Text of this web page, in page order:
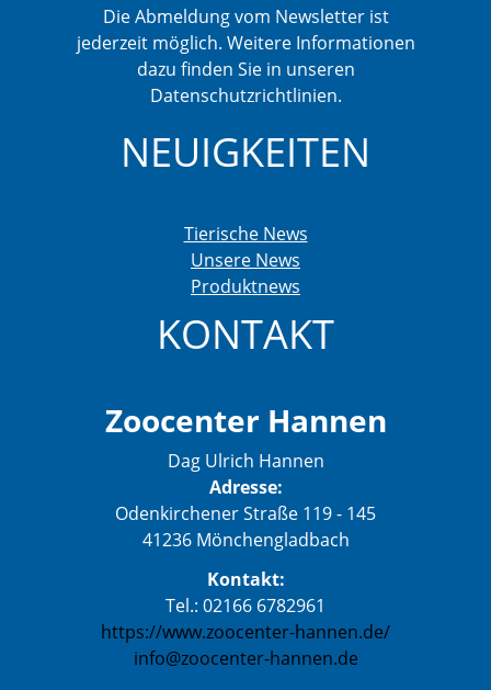
Die Abmeldung vom Newsletter ist
jederzeit möglich. Weitere Informationen
dazu finden Sie in unseren
Datenschutzrichtlinien.
NEUIGKEITEN
Tierische News
Unsere News
Produktnews
KONTAKT
Zoocenter Hannen
Dag Ulrich Hannen
Adresse:
Odenkirchener Straße 119 - 145
41236 Mönchengladbach
Kontakt:
Tel.: 02166 6782961
https://www.zoocenter-hannen.de/
info@zoocenter-hannen.de